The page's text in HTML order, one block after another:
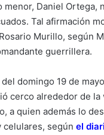
menor, Daniel Ortega,
Tal afirmación
Murillo, según
guerrillera.
domingo 19 de
cerco alrededor de la
a quien además lo
celulares, según el